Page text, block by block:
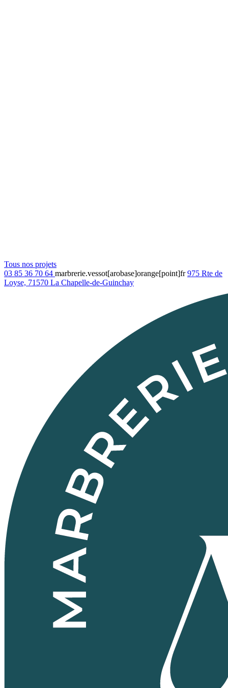
Tous nos projets
03 85 36 70 64 marbrerie.vessot[arobase]orange[point]fr975 Rte de
Loyse, 71570 La Chapelle-de-Guinchay